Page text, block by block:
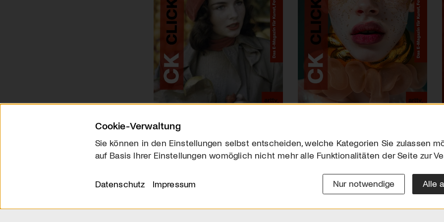
Über uns
Downloads
Cookie-Verwaltung
Sie können in den Einstellungen selbst entscheiden, welche Kategorien Sie zulassen
auf Basis Ihrer Einstellungen womöglich nicht mehr alle Funktionalitäten der Seite zur
Datenschutz Impressum Nur notwendige Alle